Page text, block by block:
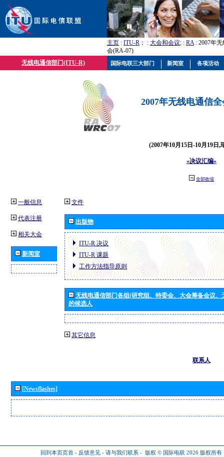
主页 : ITU-R ； : 大会和会议; : RA: 2007年
会(RA-07)
无线电通信部门(ITU-R)
2007年无线电通信
(2007年10月15日-10月19日,
«决议汇编»
全部收缩
一般信息
代表注册
相关大会
新闻室
文件
出版物
ITU-R 决议
ITU-R 课题
工作方法指导原则
无线电通信部门各组(研究组、特委会、大会筹备会议
的候选人
其它信息
联系人
[Newsflashes]
回到本页页首 - 反馈意见 - 请与我们联系 - 版权 © 国际电联 2026 版权所有
国际电联三大部门 新闻室 各项活动